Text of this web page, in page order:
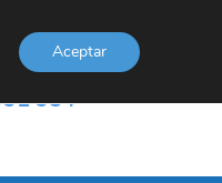
954
Aceptar